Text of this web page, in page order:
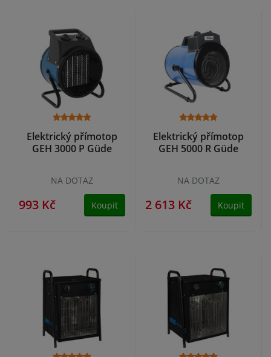
Elektrický přímotop
GEH 3000 P Güde
NA DOTAZ
993 Kč Koupit
Elektrický přímotop
GEH 5000 R Güde
NA DOTAZ
2 613 Kč Koupit